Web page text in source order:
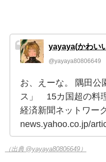
yayaya(かわい
@yayaya80806649
お、えーな。 隅田公
ス」 15カ国超の料
経済新聞ネットワー
news.yahoo.co.jp/
（出典 @yayaya80806649）